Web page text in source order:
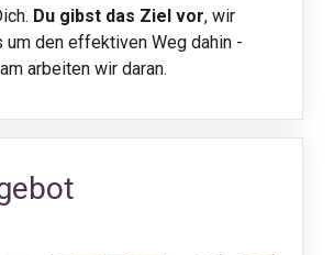
Du gibst das Ziel vor, wir
um den effektiven Weg dahin -
arbeiten wir daran.